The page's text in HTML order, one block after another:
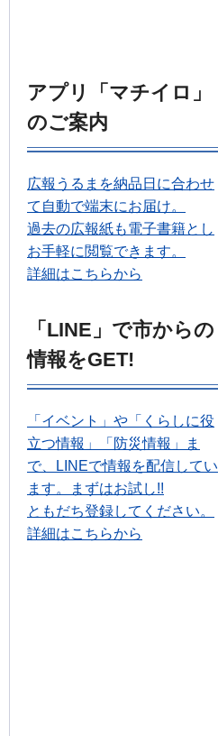
アプリ「マチイロ」
のご案内
広報うるまを納品日に合わせ
て自動で端末にお届け。
過去の広報紙も電子書籍とし
お手軽に閲覧できます。
詳細はこちらから
「LINE」で市からの
情報をGET!
「イベント」や「くらしに役
立つ情報」「防災情報」ま
で、LINEで情報を配信してい
ます。まずはお試し!!
ともだち登録してください。
詳細はこちらから